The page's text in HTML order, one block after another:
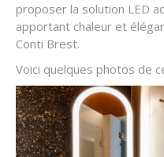
proposer la solution LED
apportant chaleur et
Conti Brest.
Voici quelques photos de